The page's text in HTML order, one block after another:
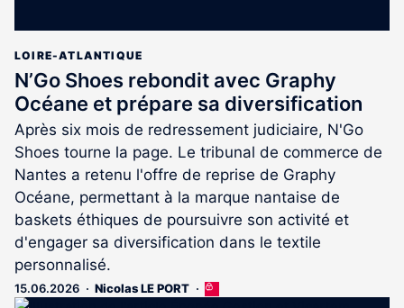
LOIRE-ATLANTIQUE
N’Go Shoes rebondit avec Graphy
Océane et prépare sa diversification
Après six mois de redressement judiciaire, N'Go
Shoes tourne la page. Le tribunal de commerce de
Nantes a retenu l'offre de reprise de Graphy
Océane, permettant à la marque nantaise de
baskets éthiques de poursuivre son activité et
d'engager sa diversification dans le textile
personnalisé.
15.06.2026 Nicolas LE PORT
Cet